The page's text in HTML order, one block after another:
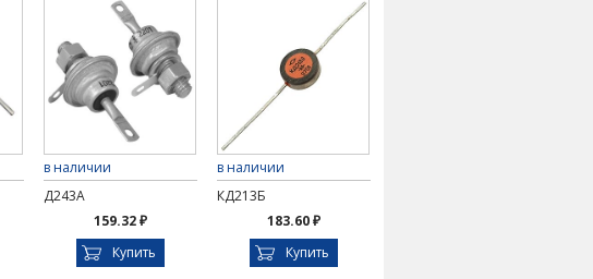
в наличии
Д243А
159.32 ₽
Купить
в наличии
КД213Б
183.60 ₽
Купить